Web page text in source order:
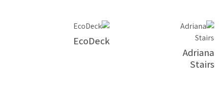
Adriana
Stairs
EcoDeck